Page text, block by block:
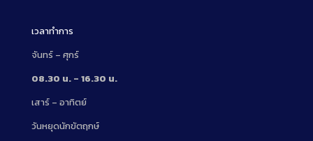
เวลาทำการ
จันทร์ – ศุกร์
08.30 น. – 16.30 น.
เสาร์ – อาทิตย์
วันหยุดนักขัตฤกษ์